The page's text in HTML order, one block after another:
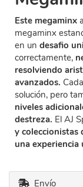
Este megaminx
megaminx
en un desafio
correctamente,
resolviendo
avanzados.
solución, pero
niveles
destreza. El AJ
y coleccionistas
una experiencia
Envío